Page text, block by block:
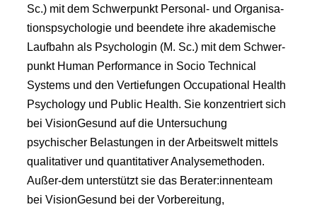
Sc.) mit dem Schwerpunkt Personal- und Organisa-
tionspsychologie und beendete ihre akademische
Laufbahn als Psychologin (M. Sc.) mit dem Schwer-
punkt Human Performance in Socio Technical
Systems und den Vertiefungen Occupational Health
Psychology und Public Health. Sie konzentriert sich
bei VisionGesund auf die Untersuchung
psychischer Belastungen in der Arbeitswelt mittels
qualitativer und quantitativer Analysemethoden.
Außer-dem unterstützt sie das Berater:innenteam
bei VisionGesund bei der Vorbereitung,